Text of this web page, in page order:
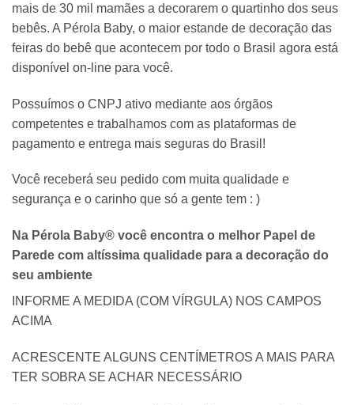
mais de 30 mil mamães a decorarem o quartinho dos seus
bebês. A Pérola Baby, o maior estande de decoração das
feiras do bebê que acontecem por todo o Brasil agora está
disponível on-line para você.
Possuímos o CNPJ ativo mediante aos órgãos
competentes e trabalhamos com as plataformas de
pagamento e entrega mais seguras do Brasil!
Você receberá seu pedido com muita qualidade e
segurança e o carinho que só a gente tem : )
Na Pérola Baby® você encontra o melhor Papel de
Parede com altíssima qualidade para a decoração do
seu ambiente
INFORME A MEDIDA (COM VÍRGULA) NOS CAMPOS
ACIMA
ACRESCENTE ALGUNS CENTÍMETROS A MAIS PARA
TER SOBRA SE ACHAR NECESSÁRIO